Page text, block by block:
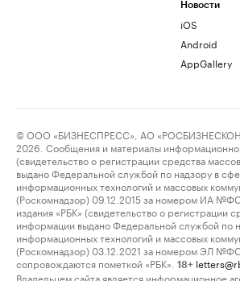
Новости
iOS
Android
AppGallery
© ООО «БИЗНЕСПРЕСС», АО
2026. Сообщения и материалы
(свидетельство о регистрации средства
выдано Федеральной службой по надзору в
информационных технологий и массовых
(Роскомнадзор) 09.12.2015 за номером ИА
издания «РБК» (свидетельство о регистрации
информации выдано Федеральной службой по
информационных технологий и массовых
(Роскомнадзор) 03.12.2021 за номером ЭЛ
сопровождаются пометкой «РБК».
18+
Владельцем сайта является информационное